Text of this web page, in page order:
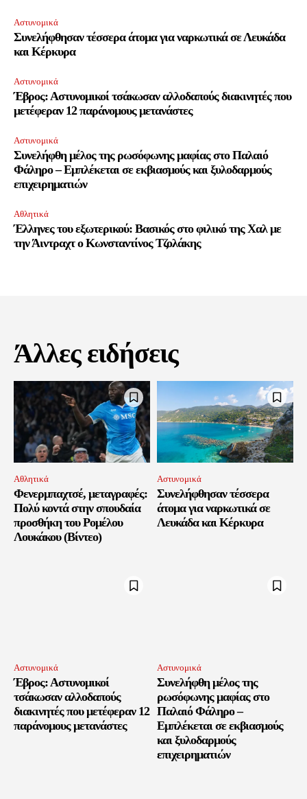
Αστυνομικά
Συνελήφθησαν τέσσερα άτομα για ναρκωτικά σε Λευκάδα
και Κέρκυρα
Αστυνομικά
Έβρος: Αστυνομικοί τσάκωσαν αλλοδαπούς διακινητές που
μετέφεραν 12 παράνομους μετανάστες
Αστυνομικά
Συνελήφθη μέλος της ρωσόφωνης μαφίας στο Παλαιό
Φάληρο – Εμπλέκεται σε εκβιασμούς και ξυλοδαρμούς
επιχειρηματιών
Αθλητικά
Έλληνες του εξωτερικού: Βασικός στο φιλικό της Χαλ με
την Άιντραχτ ο Κωνσταντίνος Τζολάκης
Άλλες ειδήσεις
Αθλητικά
Φενερμπαχτσέ, μεταγραφές:
Πολύ κοντά στην σπουδαία
προσθήκη του Ρομέλου
Λουκάκου (Βίντεο)
Αστυνομικά
Συνελήφθησαν τέσσερα
άτομα για ναρκωτικά σε
Λευκάδα και Κέρκυρα
Αστυνομικά
Έβρος: Αστυνομικοί
τσάκωσαν αλλοδαπούς
διακινητές που μετέφεραν 12
παράνομους μετανάστες
Αστυνομικά
Συνελήφθη μέλος της
ρωσόφωνης μαφίας στο
Παλαιό Φάληρο –
Εμπλέκεται σε εκβιασμούς
και ξυλοδαρμούς
επιχειρηματιών